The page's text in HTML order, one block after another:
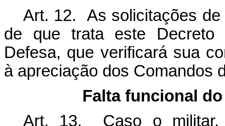
Art. 12. As solicitações de
de que trata este Decreto
Defesa, que verificará sua
à apreciação dos Comandos
Falta funcional
Art. 13. Caso o militar,